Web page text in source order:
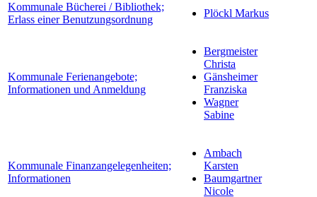
Kommunale Bücherei / Bibliothek;
Erlass einer Benutzungsordnung
Plöckl Markus
Kommunale Ferienangebote;
Informationen und Anmeldung
Bergmeister
Christa
Gänsheimer
Franziska
Wagner
Sabine
Kommunale Finanzangelegenheiten;
Informationen
Ambach
Karsten
Baumgartner
Nicole